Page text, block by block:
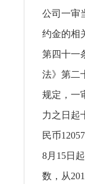
公司一审
约金的相
第四十一
法》第二
规定，一
力之日起
民币
8月15日
数，从